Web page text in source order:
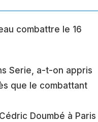
combattre le 16
Serie, a-t-on appris
que le combattant
Doumbé à Paris